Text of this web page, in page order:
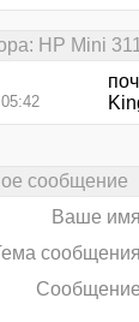
HP Mini
сообщение
Ваше